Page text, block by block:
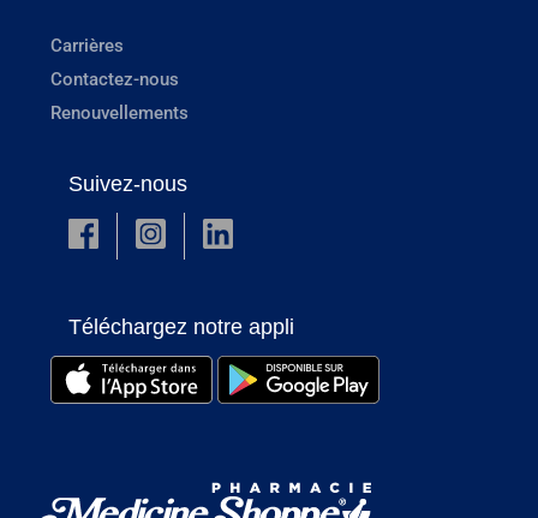
Carrières
Contactez-nous
Renouvellements
Suivez-nous
Téléchargez notre appli